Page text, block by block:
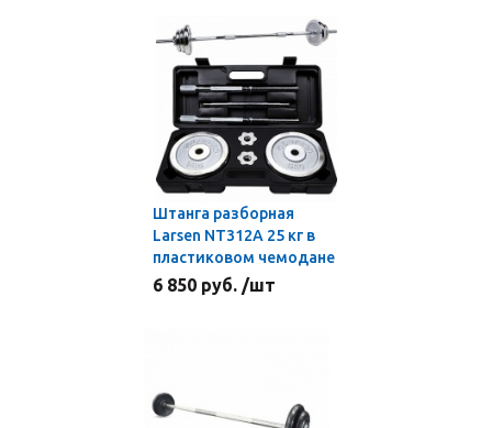
Штанга разборная
Larsen NT312A 25 кг в
пластиковом чемодане
6 850 руб. /шт